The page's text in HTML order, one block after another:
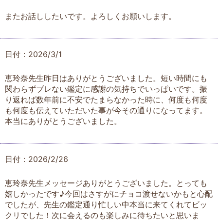
またお話ししたいです。よろしくお願いします。
日付：2026/3/1
恵玲奈先生昨日はありがとうございました。短い時間にも
関わらずブレない鑑定に感謝の気持ちでいっぱいです。振
り返れば数年前に不安でたまらなかった時に、何度も何度
も何度も伝えていただいた事が今その通りになってます。
本当にありがとうございました。
日付：2026/2/26
恵玲奈先生メッセージありがとうございました。とっても
嬉しかったです♪今回はさすがにチョコ渡せないかもと心配
でしたが、先生の鑑定通り忙しい中本当に来てくれてビッ
クリでした！次に会えるのも楽しみに待ちたいと思いま